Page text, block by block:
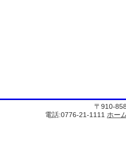
〒910-
電話:0776-21-1111 ホー